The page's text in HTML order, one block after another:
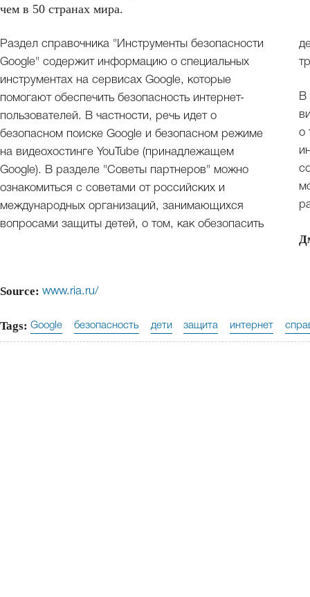
чем в 50 странах мира.
Раздел справочника "Инструменты безопасности
Google" содержит информацию о специальных
инструментах на сервисах Google, которые
помогают обеспечить безопасность интернет-
пользователей. В частности, речь идет о
безопасном поиске Google и безопасном режиме
на видеохостинге YouTube (принадлежащем
Google). В разделе "Советы партнеров" можно
ознакомиться с советами от российских и
международных организаций, занимающихся
вопросами защиты детей, о том, как обезопасить
детей от интернет-мошенников и виртуальной
В
о
Source: www.ria.ru/
Tags: Google безопасность дети защита интернет